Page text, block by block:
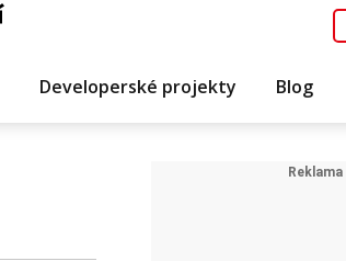
Developerské projekty Blog